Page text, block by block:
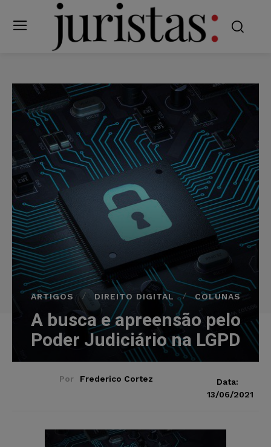
ARTIGOS DIREITO DIGITAL COLUNAS
A busca e apreensão pelo
Poder Judiciário na LGPD
Por Frederico Cortez
Data:
13/06/2021